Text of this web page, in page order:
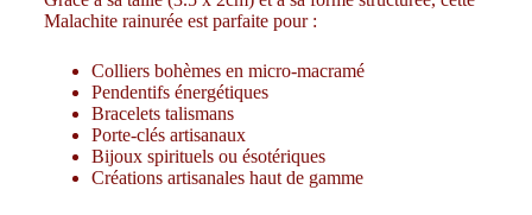
Malachite rainurée est parfaite pour :
Colliers bohèmes en micro-macramé
Pendentifs énergétiques
Bracelets talismans
Porte-clés artisanaux
Bijoux spirituels ou ésotériques
Créations artisanales haut de gamme